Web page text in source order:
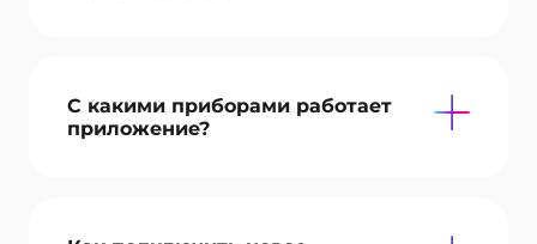
С какими приборами работает
приложение?